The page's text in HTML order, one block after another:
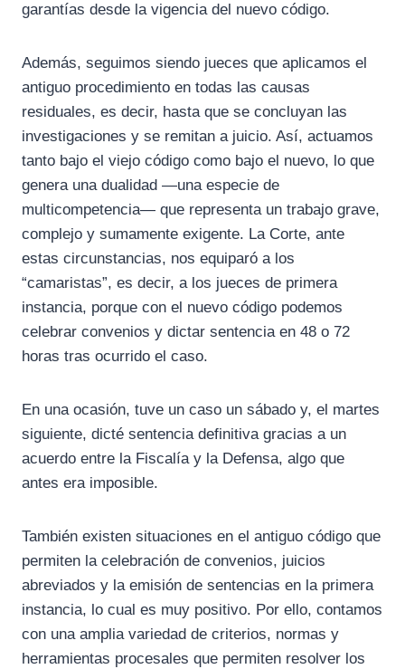
garantías desde la vigencia del nuevo código.
Además, seguimos siendo jueces que aplicamos el
antiguo procedimiento en todas las causas
residuales, es decir, hasta que se concluyan las
investigaciones y se remitan a juicio. Así, actuamos
tanto bajo el viejo código como bajo el nuevo, lo que
genera una dualidad —una especie de
multicompetencia— que representa un trabajo grave,
complejo y sumamente exigente. La Corte, ante
estas circunstancias, nos equiparó a los
“camaristas”, es decir, a los jueces de primera
instancia, porque con el nuevo código podemos
celebrar convenios y dictar sentencia en 48 o 72
horas tras ocurrido el caso.
En una ocasión, tuve un caso un sábado y, el martes
siguiente, dicté sentencia definitiva gracias a un
acuerdo entre la Fiscalía y la Defensa, algo que
antes era imposible.
También existen situaciones en el antiguo código que
permiten la celebración de convenios, juicios
abreviados y la emisión de sentencias en la primera
instancia, lo cual es muy positivo. Por ello, contamos
con una amplia variedad de criterios, normas y
herramientas procesales que permiten resolver los